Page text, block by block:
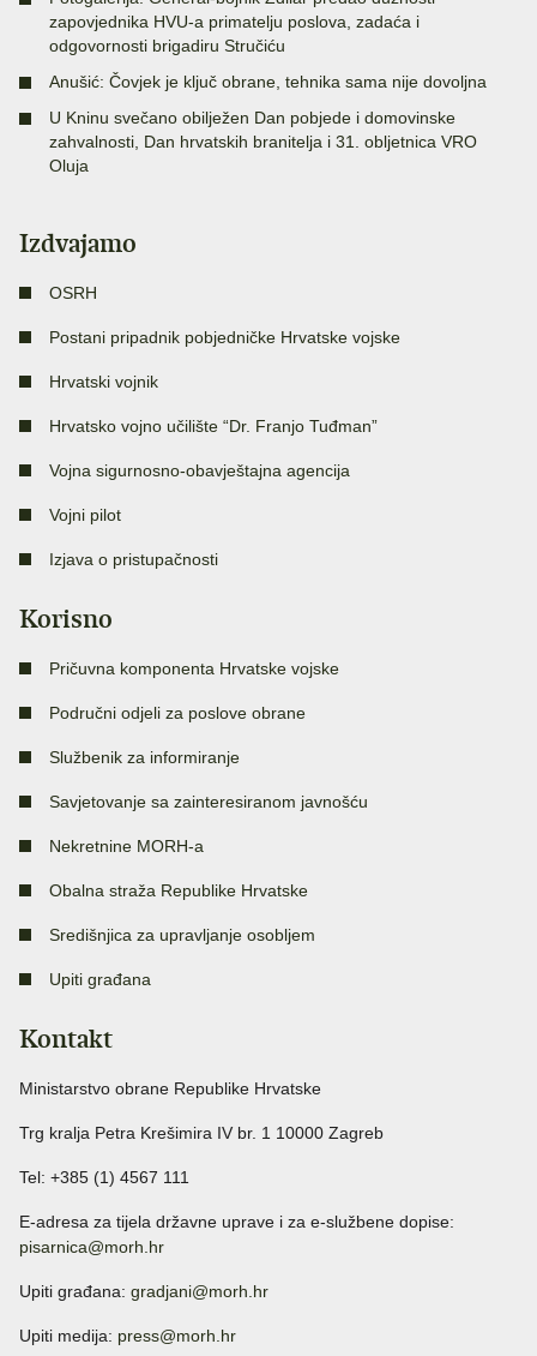
zapovjednika HVU-a primatelju poslova, zadaća i
odgovornosti brigadiru Stručiću
Anušić: Čovjek je ključ obrane, tehnika sama nije dovoljna
U Kninu svečano obilježen Dan pobjede i domovinske
zahvalnosti, Dan hrvatskih branitelja i 31. obljetnica VRO
Oluja
Izdvajamo
OSRH
Postani pripadnik pobjedničke Hrvatske vojske
Hrvatski vojnik
Hrvatsko vojno učilište “Dr. Franjo Tuđman”
Vojna sigurnosno-obavještajna agencija
Vojni pilot
Izjava o pristupačnosti
Korisno
Pričuvna komponenta Hrvatske vojske
Područni odjeli za poslove obrane
Službenik za informiranje
Savjetovanje sa zainteresiranom javnošću
Nekretnine MORH-a
Obalna straža Republike Hrvatske
Središnjica za upravljanje osobljem
Upiti građana
Kontakt
Ministarstvo obrane Republike Hrvatske
Trg kralja Petra Krešimira IV br. 1 10000 Zagreb
Tel: +385 (1) 4567 111
E-adresa za tijela državne uprave i za e-službene dopise:
pisarnica@morh.hr
Upiti građana: gradjani@morh.hr
Upiti medija: press@morh.hr